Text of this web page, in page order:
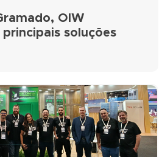
OIW
soluções